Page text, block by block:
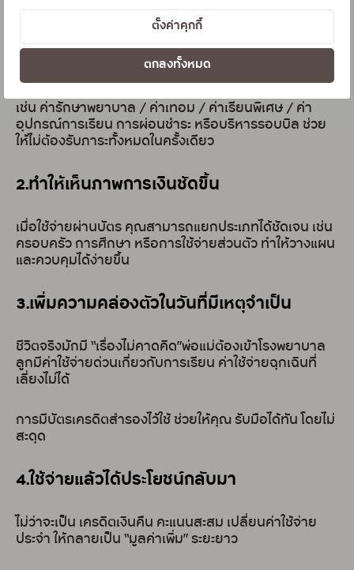
ตั้งค่าคุกกี้
ตกลงทั้งหมด
เฉพาะในวันที่เราต้องดูแลหลายด้านพร้อมกัน
1.ช่วยกระจายภาระค่าใช้จ่ายก้อนใหญ่
เช่น ค่ารักษาพยาบาล / ค่าเทอม / ค่าเรียนพิเศษ / ค่า
อุปกรณ์การเรียน การผ่อนชำระ หรือบริหารรอบบิล ช่วย
ให้ไม่ต้องรับภาระทั้งหมดในครั้งเดียว
2.ทำให้เห็นภาพการเงินชัดขึ้น
เมื่อใช้จ่ายผ่านบัตร คุณสามารถแยกประเภทได้ชัดเจน เช่น
ครอบครัว การศึกษา หรือการใช้จ่ายส่วนตัว ทำให้วางแผน
และควบคุมได้ง่ายขึ้น
3.เพิ่มความคล่องตัวในวันที่มีเหตุจำเป็น
ชีวิตจริงมักมี “เรื่องไม่คาดคิด”พ่อแม่ต้องเข้าโรงพยาบาล
ลูกมีค่าใช้จ่ายด่วนเกี่ยวกับการเรียน ค่าใช้จ่ายฉุกเฉินที่
เลี่ยงไม่ได้
การมีบัตรเครดิตสำรองไว้ใช้ ช่วยให้คุณ รับมือได้ทัน โดยไม่
สะดุด
4.ใช้จ่ายแล้วได้ประโยชน์กลับมา
ไม่ว่าจะเป็น เครดิตเงินคืน คะแนนสะสม เปลี่ยนค่าใช้จ่าย
ประจำ ให้กลายเป็น “มูลค่าเพิ่ม” ระยะยาว